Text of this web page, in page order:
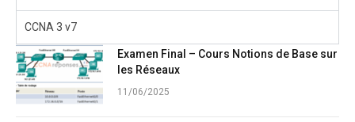
CCNA 3 v7
Examen Final – Cours Notions de Base sur
les Réseaux
11/06/2025